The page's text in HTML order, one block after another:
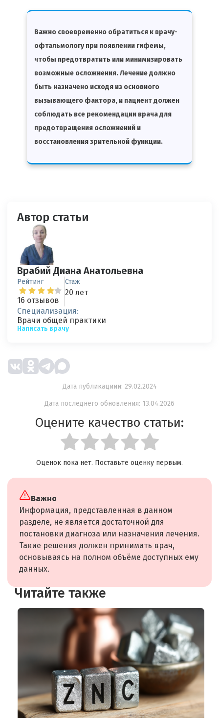
Важно своевременно обратиться к врачу-
офтальмологу при появлении гифемы,
чтобы предотвратить или минимизировать
возможные осложнения. Лечение должно
быть назначено исходя из основного
вызывающего фактора, и пациент должен
соблюдать все рекомендации врача для
предотвращения осложнений и
восстановления зрительной функции.
Автор статьи
Врабий Диана Анатольевна
Рейтинг
16 отзывов
Стаж
20 лет
Специализация:
Врачи общей практики
Написать врачу
Дата публикациии: 29.02.2024
Дата последнего обновления: 13.04.2026
Оцените качество статьи:
Оценок пока нет. Поставьте оценку первым.
Важно
Информация, представленная в данном
разделе, не является достаточной для
постановки диагноза или назначения лечения.
Такие решения должен принимать врач,
основываясь на полном объёме доступных ему
данных.
Читайте также